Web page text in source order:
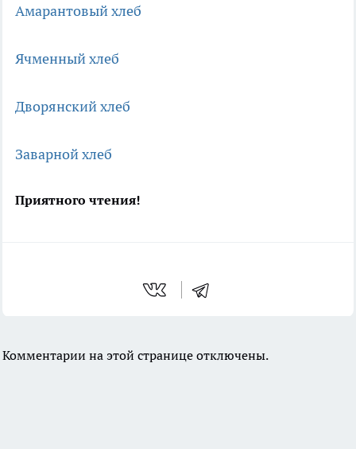
Амарантовый хлеб
Ячменный хлеб
Дворянский хлеб
Заварной хлеб
Приятного чтения!
Комментарии на этой странице отключены.